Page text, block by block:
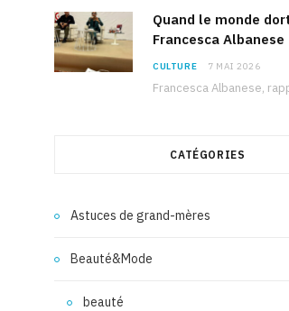
Quand le monde
Francesca Albanese
CULTURE 7 MAI 2026
CATÉGORIES
Astuces de grand-mères
Beauté&Mode
beauté